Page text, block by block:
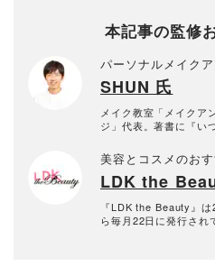
本記事の監修
パーソナルメイク
SHUN 氏
メイク教室「メイクア
ジ」代表。著書に『い
美容とコスメのお
LDK the
『LDK the Beauty』
ら毎月22日に発行され